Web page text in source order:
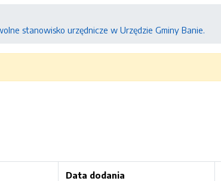
stanowisko urzędnicze w Urzędzie Gminy Banie.
Data dodania